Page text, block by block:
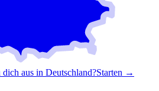
aus in Deutschland?Starten →